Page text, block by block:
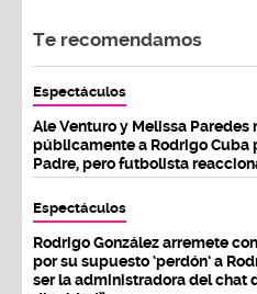
Te recomendamos
Espectáculos
Ale Venturo y Melissa Paredes
públicamente a Rodrigo Cuba
Padre, pero futbolista
Espectáculos
Rodrigo González arremete
por su supuesto ‘perdón’ a
ser la administradora del chat